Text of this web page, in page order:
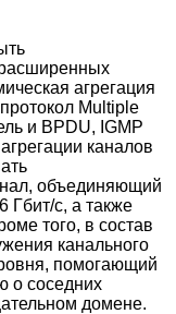
агрегация
Multiple
и BPDU, IGMP
каналов
объединяющий
Гбит/с, а также
того, в состав
канального
помогающий
о соседних
домене.